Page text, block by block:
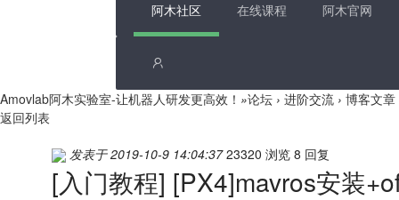
阿木社区 在线课程 阿木官网
Amovlab阿木实验室-让机器人研发更高效！ »论坛 › 进阶交流 › 博客文章
返回列表
发表于 2019-10-9 14:04:37 23320 浏览 8 回复
[入门教程] [PX4]mavros安装